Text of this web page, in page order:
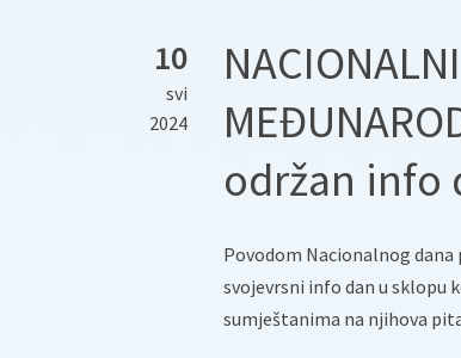
10
svi
2024
održan info
Povodom Nacionalnog
svojevrsni info dan u sklopu
sumještanima na njihova